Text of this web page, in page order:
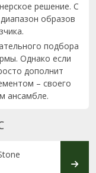
решение. С
образов
подбора
Однако если
дополнит
– своего
ансамбле.